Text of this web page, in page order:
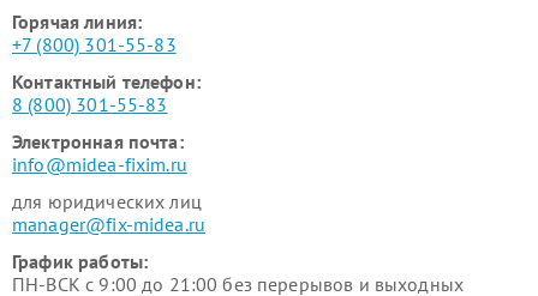
Горячая линия:
+7 (800) 301-55-83
Контактный телефон:
8 (800) 301-55-83
Электронная почта:
info@midea-fixim.ru
для юридических лиц
manager@fix-midea.ru
График работы:
ПН-ВСК с 9:00 до 21:00 без перерывов и выходных